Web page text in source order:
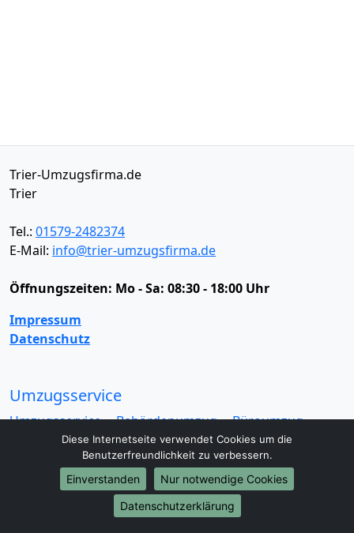
Trier-Umzugsfirma.de
Trier
Tel.: 01579-2482374
E-Mail: info@trier-umzugsfirma.de
Öffnungszeiten: Mo - Sa: 08:30 - 18:00 Uhr
Impressum
Datenschutz
Umzugsservice
Umzugsservice Behördenumzug
Büroumzug
Fernumzug
Firmenumzug
Laborumzug
Praxisumzug
Privatumzug
Seniorenumzug
Studentenumzug
Beiladung
Entrümpelung
Halteverbotszone
Klaviertransport
Haushaltsauflösung
Möbeltaxi
Diese Internetseite verwendet Cookies um die
Benutzerfreundlichkeit zu verbessern.
Einverstanden
Nur notwendige Cookies
Datenschutzerklärung